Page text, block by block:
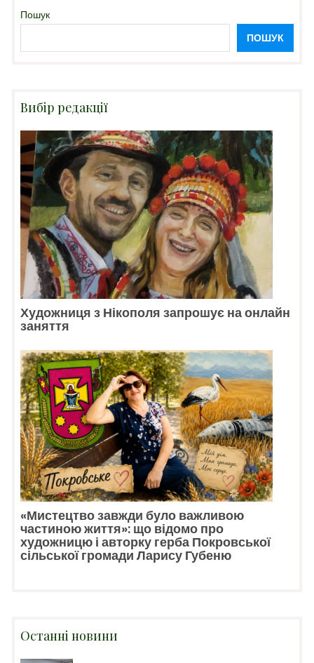
Пошук
ПОШУК
Вибір редакції
Художниця з Нікополя запрошує на онлайн
заняття
«Мистецтво завжди було важливою
частиною життя»: що відомо про
художницю і авторку герба Покровської
сільської громади Ларису Губеню
Останні новини